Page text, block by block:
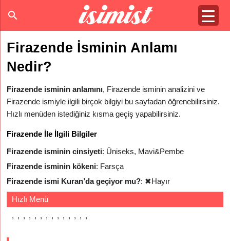
Firazende İsminin Anlamı
Nedir?
Firazende isminin anlamını, Firazende isminin analizini ve
Firazende ismiyle ilgili birçok bilgiyi bu sayfadan öğrenebilirsiniz.
Hızlı menüden istediğiniz kısma geçiş yapabilirsiniz.
Firazende İle İlgili Bilgiler
Firazende isminin cinsiyeti: Üniseks, Mavi&Pembe
Firazende isminin kökeni: Farsça
Firazende ismi Kuran’da geçiyor mu?: ✖Hayır
Hızlı Menü